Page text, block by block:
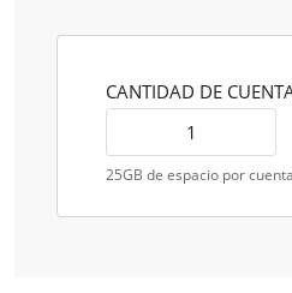
CANTIDAD DE
25GB de espacio por cuenta